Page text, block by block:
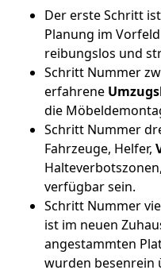
Der erste Schritt
Planung im
reibungslos und
Schritt Nummer
erfahrene
die
Schritt Nummer
Fahrzeuge, Helfer,
verfügbar sein.
Schritt Nummer
ist im neuen
angestammten
wurden besenrein